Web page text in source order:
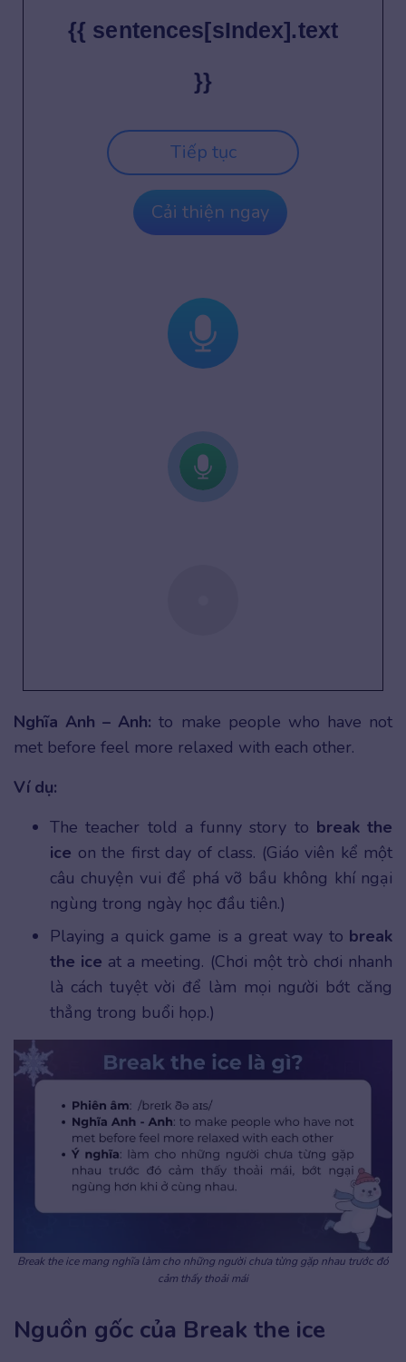
{{ sentences[sIndex].text
}}
Tiếp tục
Cải thiện ngay
Nghĩa Anh – Anh: to make people who have not
met before feel more relaxed with each other.
Ví dụ:
The teacher told a funny story to break the
ice on the first day of class. (Giáo viên kể một
câu chuyện vui để phá vỡ bầu không khí ngại
ngùng trong ngày học đầu tiên.)
Playing a quick game is a great way to break
the ice at a meeting. (Chơi một trò chơi nhanh
là cách tuyệt vời để làm mọi người bớt căng
thẳng trong buổi họp.)
Break the ice mang nghĩa làm cho những người chưa từng gặp nhau trước đó
cảm thấy thoải mái
Nguồn gốc của Break the ice